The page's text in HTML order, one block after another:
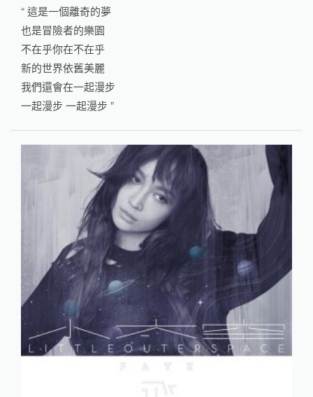
“ 這是一個離奇的夢
也是冒險者的樂園
不在乎你在不在乎
新的世界依舊美麗
我們還會在一起漫步
一起漫步 一起漫步 ”